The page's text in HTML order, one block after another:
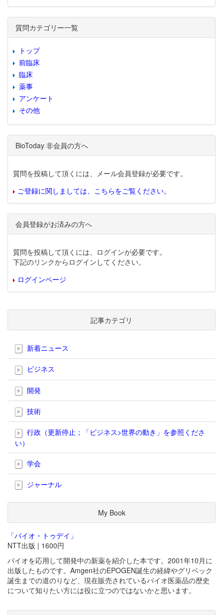
質問カテゴリー一覧
トップ
前臨床
臨床
薬事
アンケート
その他
BioToday 非会員の方へ
質問を投稿して頂くには、メール会員登録が必要です。
ご登録に関しましては、こちらをご覧ください。
会員登録がお済みの方へ
質問を投稿して頂くには、ログインが必要です。
下記のリンクからログインしてください。
ログインページ
記事カテゴリ
新着ニュース
ビジネス
開発
技術
行政（更新停止；「ビジネス>世界の動き」を参照くださ
い）
学会
ジャーナル
My Book
「バイオ・トゥデイ」
NTT出版 | 1600円
バイオを応用して開発中の新薬を紹介した本です。2001年10月に
出版したものです。Amgen社のEPOGEN誕生の経緯やグリベック
誕生までの道のりなど、現在販売されているバイオ医薬品の歴史
について知りたい方には役に立つのではないかと思います。